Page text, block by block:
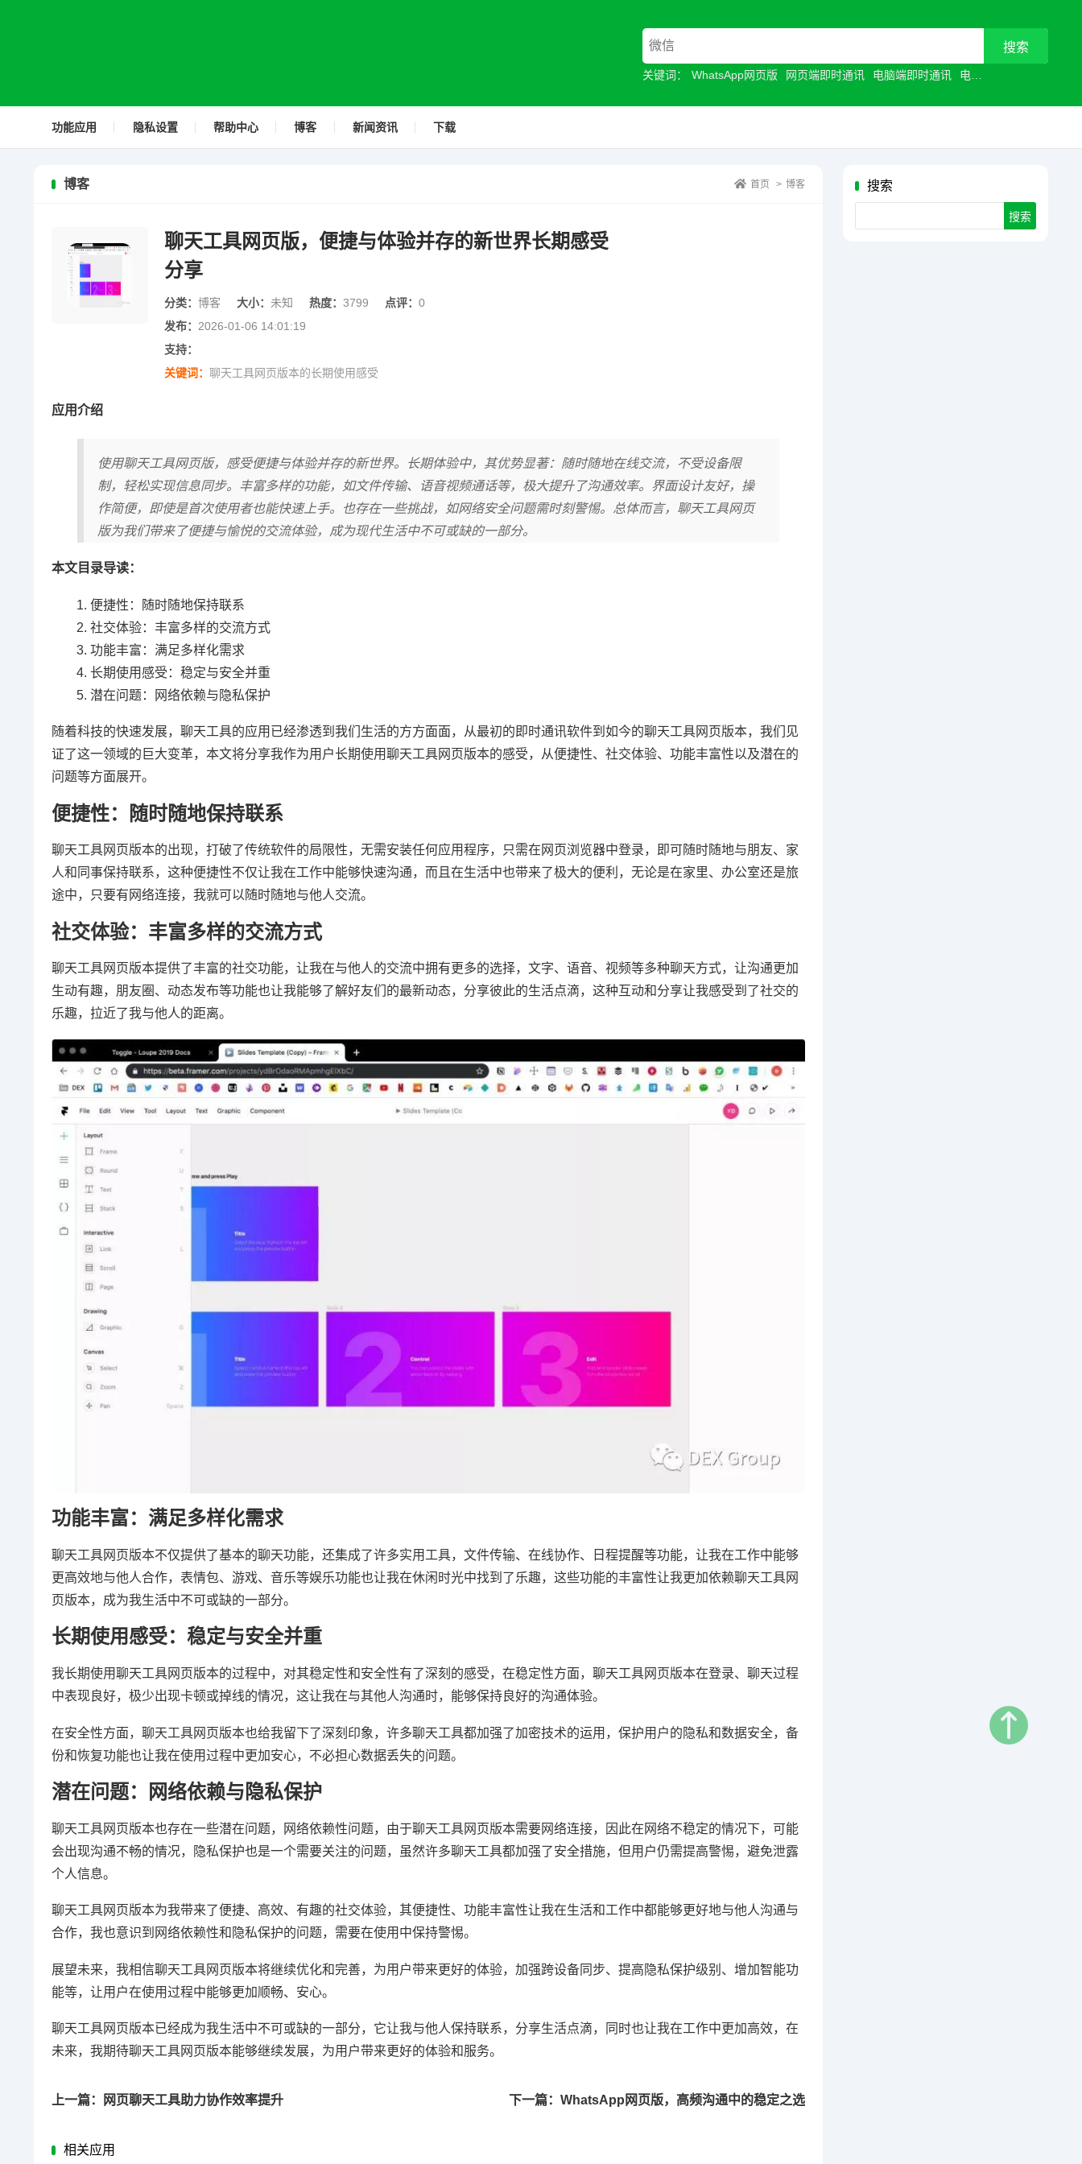
关键词： WhatsApp网页版 网页端即时通讯 电脑端即时通讯 电脑聊天工具
功能应用 隐私设置 帮助中心 博客 新闻资讯 下载
搜索
博客 首页 > 博客
聊天工具网页版，便捷与体验并存的新世界长期感受
分享
分类： 博客 大小： 未知 热度： 3799 点评： 0
发布： 2026-01-06 14:01:19
支持：
关键词： 聊天工具网页版本的长期使用感受
应用介绍
使用聊天工具网页版，感受便捷与体验并存的新世界。长期体验中，其优势显著：随时随地在线交流，不受设备限
制，轻松实现信息同步。丰富多样的功能，如文件传输、语音视频通话等，极大提升了沟通效率。界面设计友好，操
作简便，即使是首次使用者也能快速上手。也存在一些挑战，如网络安全问题需时刻警惕。总体而言，聊天工具网页
版为我们带来了便捷与愉悦的交流体验，成为现代生活中不可或缺的一部分。
本文目录导读：
便捷性：随时随地保持联系
社交体验：丰富多样的交流方式
功能丰富：满足多样化需求
长期使用感受：稳定与安全并重
潜在问题：网络依赖与隐私保护
随着科技的快速发展，聊天工具的应用已经渗透到我们生活的方方面面，从最初的即时通讯软件到如今的聊天工具网页版本，我们见
证了这一领域的巨大变革，本文将分享我作为用户长期使用聊天工具网页版本的感受，从便捷性、社交体验、功能丰富性以及潜在的
问题等方面展开。
便捷性：随时随地保持联系
聊天工具网页版本的出现，打破了传统软件的局限性，无需安装任何应用程序，只需在网页浏览器中登录，即可随时随地与朋友、家
人和同事保持联系，这种便捷性不仅让我在工作中能够快速沟通，而且在生活中也带来了极大的便利，无论是在家里、办公室还是旅
途中，只要有网络连接，我就可以随时随地与他人交流。
社交体验：丰富多样的交流方式
聊天工具网页版本提供了丰富的社交功能，让我在与他人的交流中拥有更多的选择，文字、语音、视频等多种聊天方式，让沟通更加
生动有趣，朋友圈、动态发布等功能也让我能够了解好友们的最新动态，分享彼此的生活点滴，这种互动和分享让我感受到了社交的
乐趣，拉近了我与他人的距离。
功能丰富：满足多样化需求
聊天工具网页版本不仅提供了基本的聊天功能，还集成了许多实用工具，文件传输、在线协作、日程提醒等功能，让我在工作中能够
更高效地与他人合作，表情包、游戏、音乐等娱乐功能也让我在休闲时光中找到了乐趣，这些功能的丰富性让我更加依赖聊天工具网
页版本，成为我生活中不可或缺的一部分。
长期使用感受：稳定与安全并重
我长期使用聊天工具网页版本的过程中，对其稳定性和安全性有了深刻的感受，在稳定性方面，聊天工具网页版本在登录、聊天过程
中表现良好，极少出现卡顿或掉线的情况，这让我在与其他人沟通时，能够保持良好的沟通体验。
在安全性方面，聊天工具网页版本也给我留下了深刻印象，许多聊天工具都加强了加密技术的运用，保护用户的隐私和数据安全，备
份和恢复功能也让我在使用过程中更加安心，不必担心数据丢失的问题。
潜在问题：网络依赖与隐私保护
聊天工具网页版本也存在一些潜在问题，网络依赖性问题，由于聊天工具网页版本需要网络连接，因此在网络不稳定的情况下，可能
会出现沟通不畅的情况，隐私保护也是一个需要关注的问题，虽然许多聊天工具都加强了安全措施，但用户仍需提高警惕，避免泄露
个人信息。
聊天工具网页版本为我带来了便捷、高效、有趣的社交体验，其便捷性、功能丰富性让我在生活和工作中都能够更好地与他人沟通与
合作，我也意识到网络依赖性和隐私保护的问题，需要在使用中保持警惕。
展望未来，我相信聊天工具网页版本将继续优化和完善，为用户带来更好的体验，加强跨设备同步、提高隐私保护级别、增加智能功
能等，让用户在使用过程中能够更加顺畅、安心。
聊天工具网页版本已经成为我生活中不可或缺的一部分，它让我与他人保持联系，分享生活点滴，同时也让我在工作中更加高效，在
未来，我期待聊天工具网页版本能够继续发展，为用户带来更好的体验和服务。
上一篇：网页聊天工具助力协作效率提升 下一篇：WhatsApp网页版，高频沟通中的稳定之选
相关应用